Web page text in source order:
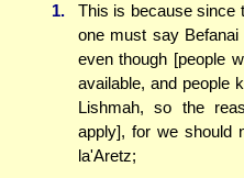
1.
This is because since
one must say
even though [people
available, and people
Lishmah, so the
apply], for we should
la'Aretz;